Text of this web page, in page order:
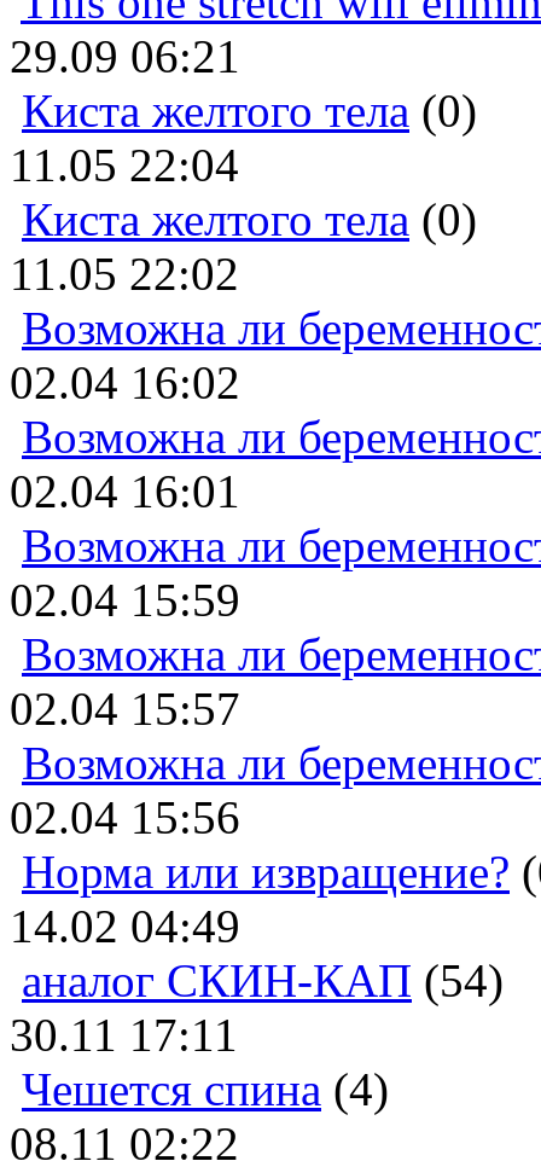
29.09 06:21
Киста желтого тела (0)
11.05 22:04
Киста желтого тела (0)
11.05 22:02
Возможна ли
02.04 16:02
Возможна ли
02.04 16:01
Возможна ли
02.04 15:59
Возможна ли
02.04 15:57
Возможна ли
02.04 15:56
Норма или извращение?
14.02 04:49
аналог СКИН-КАП (54)
30.11 17:11
Чешется спина (4)
08.11 02:22